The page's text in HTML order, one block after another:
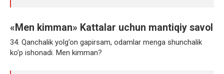
«Men kimman» Kattalar uchun mantiqiy savol
34. Qanchalik yolg’on gapirsam, odamlar menga shunchalik
ko’p ishonadi. Men kimman?